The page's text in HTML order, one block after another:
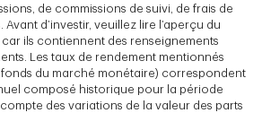
de commissions de suivi, de frais de
Avant d’investir, veuillez lire l’aperçu du
ils contiennent des renseignements
Les taux de rendement mentionnés
du marché monétaire) correspondent
composé historique pour la période
des variations de la valeur des parts